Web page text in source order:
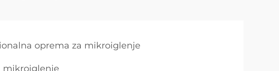
oprema za mikroiglenje
mikroiglenje